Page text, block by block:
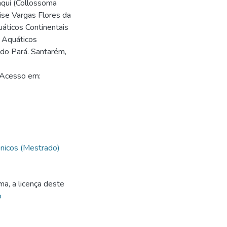
(Collossoma
Vargas Flores da
Continentais
Pará. Santarém,
em:
(Mestrado)
a licença deste